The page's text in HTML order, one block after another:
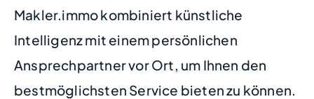
Makler.immo kombiniert künstliche
Intelligenz mit einem persönlichen
Ansprechpartner vor Ort, um Ihnen den
bestmöglichsten Service bieten zu können.